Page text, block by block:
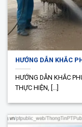
HƯỚNG DẪN KHẮC
HƯỚNG DẪN KHẮC
THỰC HIỆN, [...]